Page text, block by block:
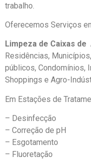
trabalho.
Oferecemos Serviços
Limpeza de Caixas de
Residências,
públicos, Condomínios,
Shoppings e Agro-
Em Estações de
– Desinfecção
– Correção de pH
– Esgotamento
– Fluoretação